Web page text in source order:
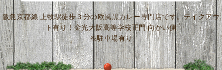
阪急京都線 上牧駅徒歩３分の欧風黒カレー専門店です。テイクアウ
ト有り！金光大阪高等学校正門 向かい側
※駐車場有り